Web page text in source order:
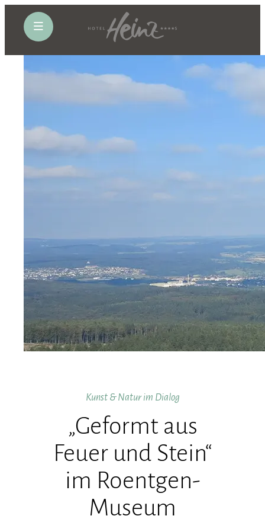
öffne Navigation
Kunst & Natur im Dialog
„Geformt aus
Feuer und Stein“
im Roentgen-
Museum